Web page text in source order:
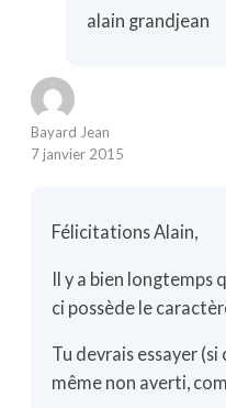
alain grandjean
Bayard Jean
7 janvier 2015
Félicitations Alain,
Il y a bien longtemps
ci possède le
Tu devrais essayer (si
même non averti,